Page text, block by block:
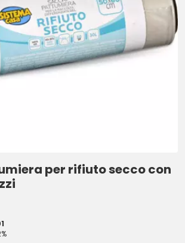
per rifiuto secco con